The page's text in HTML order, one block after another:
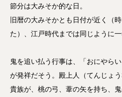
節分は大みそか的な日。
旧暦の大みそかとも日付が近く（
た）、江戸時代までは同じように
鬼を追い払う行事は、「おにやら
が発祥だそう。殿上人（てんじょ
貴族が、桃の弓、葦の矢を持ち、